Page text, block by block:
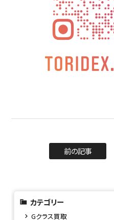
前の記事
カテゴリー
Gクラス買取